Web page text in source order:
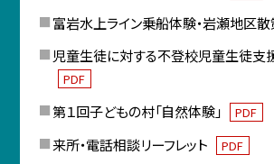
富岩水上ライン乗船体験・岩瀬地区散
児童生徒に対する不登校児童生徒支
PDF
第１回子どもの村「自然体験」 PDF
来所・電話相談リーフレット PDF